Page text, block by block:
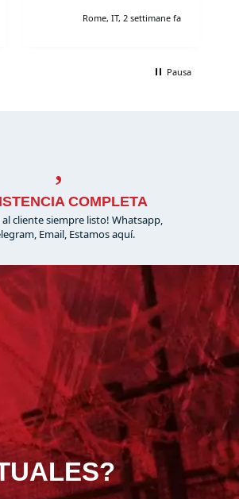
Rome, IT, 2 settimane fa
Pausa
COMPLETA
al cliente siempre listo! Whatsapp,
Email, Estamos aquí.